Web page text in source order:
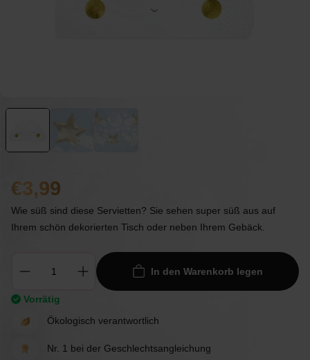
3,99
Wie süß sind diese Servietten? Sie sehen super süß aus auf
Ihrem schön dekorierten Tisch oder neben Ihrem Gebäck.
In den Warenkorb legen
Vorrätig
Ökologisch verantwortlich
Nr. 1 bei der Geschlechtsangleichung